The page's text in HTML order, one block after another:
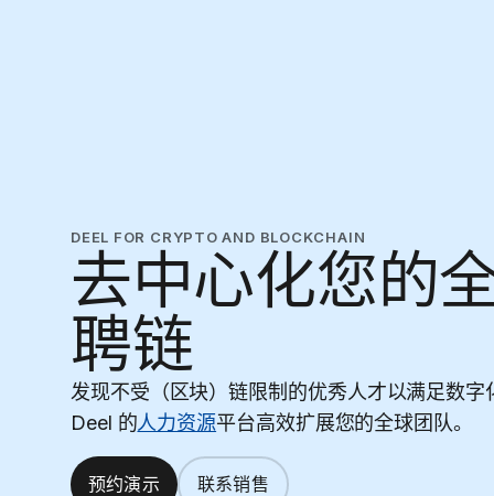
DEEL FOR CRYPTO AND BLOCKCHAIN
去中心化您的
聘链
发现不受（区块）链限制的优秀人才以满足数字
Deel 的人力资源平台高效扩展您的全球团队。
预约演示 联系销售